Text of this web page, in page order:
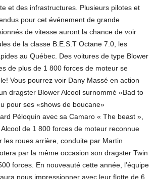
et des infrastructures. Plusieurs pilotes et
pour cet événement de grande
de vitesse auront la chance de voir
de la classe B.E.S.T Octane 7.0, les
au Québec. Des voitures de type Blower
de plus de 1 800 forces de moteur se
Vous pourrez voir Dany Massé en action
dragster Blower Alcool surnommé «Bad to
pour ses «shows de boucane»
Péloquin avec sa Camaro « The beast »,
de 1 800 forces de moteur reconnue
les roues arrière, conduite par Martin
par la même occasion son dragster Twin
forces. En nouveauté cette année, l’équipe
nous impressionner avec leur flotte de 6